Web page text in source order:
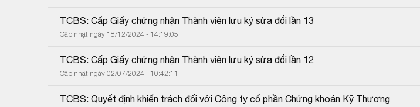
TCBS: Cấp Giấy chứng nhận Thành viên lưu ký sửa đổi lần 13
Cập nhật ngày 18/12/2024 - 14:19:05
TCBS: Cấp Giấy chứng nhận Thành viên lưu ký sửa đổi lần 12
Cập nhật ngày 02/07/2024 - 10:42:11
TCBS: Quyết định khiển trách đối với Công ty cổ phần Chứng khoán Kỹ Thương